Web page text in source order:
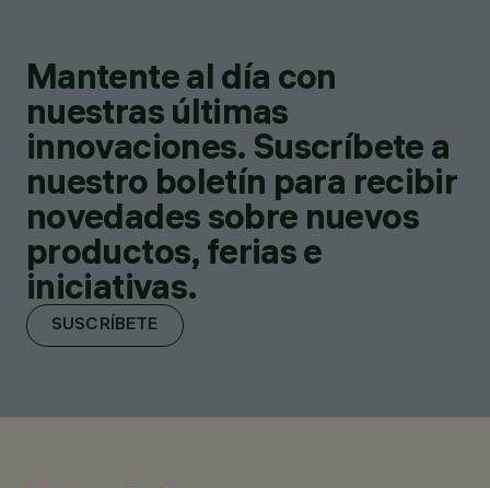
Mantente al día con
nuestras últimas
innovaciones. Suscríbete a
nuestro boletín para recibir
novedades sobre nuevos
productos, ferias e
iniciativas.
SUSCRÍBETE